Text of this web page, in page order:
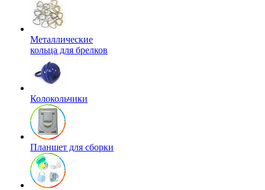
Металлические
кольца для брелков
Колокольчики
Планшет для сборки